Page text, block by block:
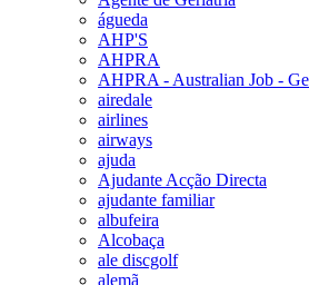
águeda
AHP'S
AHPRA
AHPRA - Australian Job -
airedale
airlines
airways
ajuda
Ajudante Acção Directa
ajudante familiar
albufeira
Alcobaça
ale discgolf
alemã